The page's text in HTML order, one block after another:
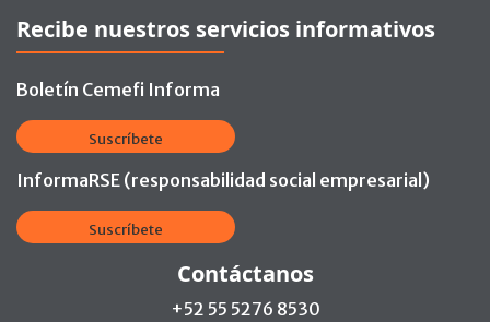
Recibe nuestros servicios informativos
Boletín Cemefi Informa
Suscríbete
InformaRSE (responsabilidad social empresarial)
Suscríbete
Contáctanos
+52 55 5276 8530